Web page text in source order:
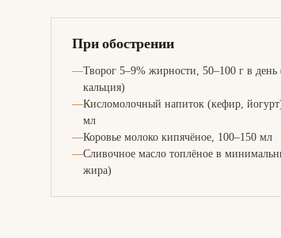
При обострении
Творог 5–9% жирности, 50–100 г в
кальция)
Кисломолочный напиток (кефир,
мл
Коровье молоко кипячёное, 100–150 мл
Сливочное масло топлёное в
жира)